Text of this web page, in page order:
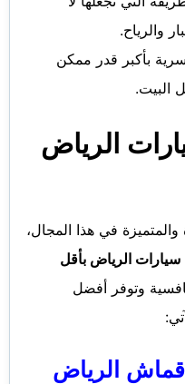
والرياح.
بأكبر قدر ممكن
البيت.
الرياض
في هذا المجال،
الرياض بأقل
وتوفر أفضل
الرياض